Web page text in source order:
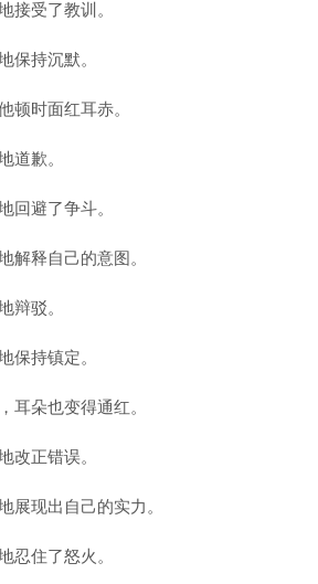
接受了教训。
保持沉默。
顿时面红耳赤。
道歉。
回避了争斗。
解释自己的意图。
辩驳。
保持镇定。
耳朵也变得通红。
改正错误。
展现出自己的实力。
忍住了怒火。